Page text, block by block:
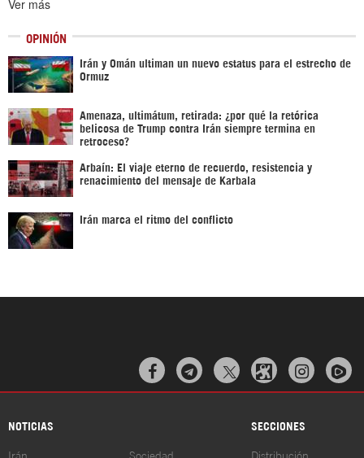
Ver más
OPINIÓN
Irán y Omán ultiman un nuevo estatus para el estrecho de
Ormuz
Amenaza, ultimátum, retirada: ¿por qué la retórica
belicosa de Trump contra Irán siempre termina en
retroceso?
Arbaín: El viaje eterno de recuerdo, resistencia y
renacimiento del mensaje de Karbala
Irán marca el ritmo del conflicto
  
NOTICIAS SECCIONES
Irán Sociedad Distribución